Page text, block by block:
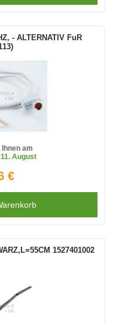
- ALTERNATIV FuR
am
August
€
1527401002